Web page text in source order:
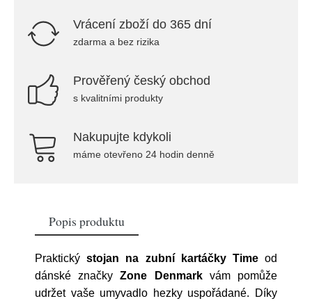
Vrácení zboží do 365 dní
zdarma a bez rizika
Prověřený český obchod
s kvalitními produkty
Nakupujte kdykoli
máme otevřeno 24 hodin denně
Popis produktu
Praktickýstojan na zubní kartáčky Timeod
dánské značkyZone Denmarkvám pomůže
udržet vaše umyvadlo hezky uspořádané. Díky